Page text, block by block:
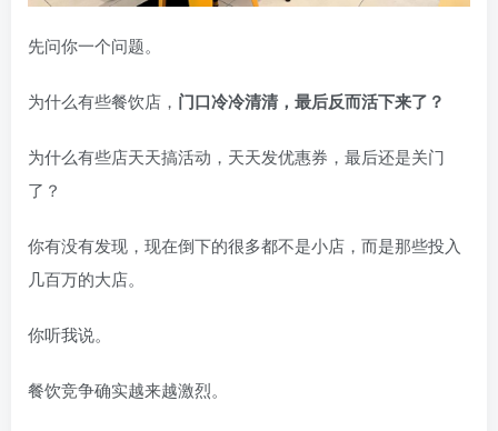
先问你一个问题。
为什么有些餐饮店， 门口冷冷清清，最后反而活下来了？
为什么有些店天天搞活动，天天发优惠券，最后还是关门
了？
你有没有发现，现在倒下的很多都不是小店，而是那些投入
几百万的大店。
你听我说。
餐饮竞争确实越来越激烈。